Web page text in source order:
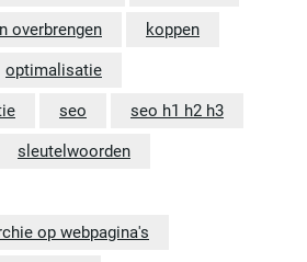
overbrengen koppen
optimalisatie
seo seo h1 h2 h3
sleutelwoorden
op webpagina's